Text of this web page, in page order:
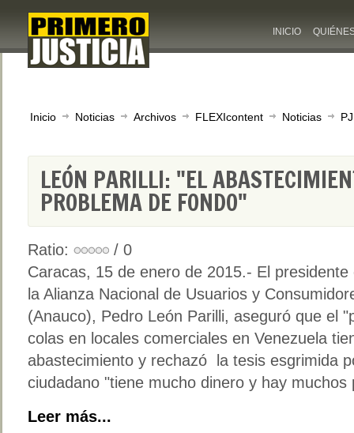
INICIO
Inicio Noticias Archivos FLEXIcontent Noticias
LEÓN PARILLI: "EL
PROBLEMA DE FONDO"
Ratio:
/ 0
Caracas, 15 de enero de 2015.- El presidente
la Alianza Nacional de Usuarios y
(Anauco), Pedro León Parilli, aseguró que el
colas en locales comerciales en Venezuela
abastecimiento y rechazó la tesis esgrimida
ciudadano "tiene mucho dinero y hay muchos
Leer más...